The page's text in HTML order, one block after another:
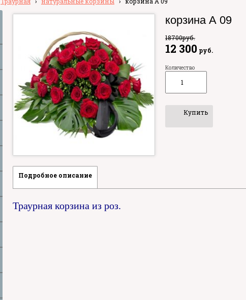
корзина А 09
18700руб.
12 300 руб.
Количество
Купить
Подробное описание
Траурная корзина из роз.